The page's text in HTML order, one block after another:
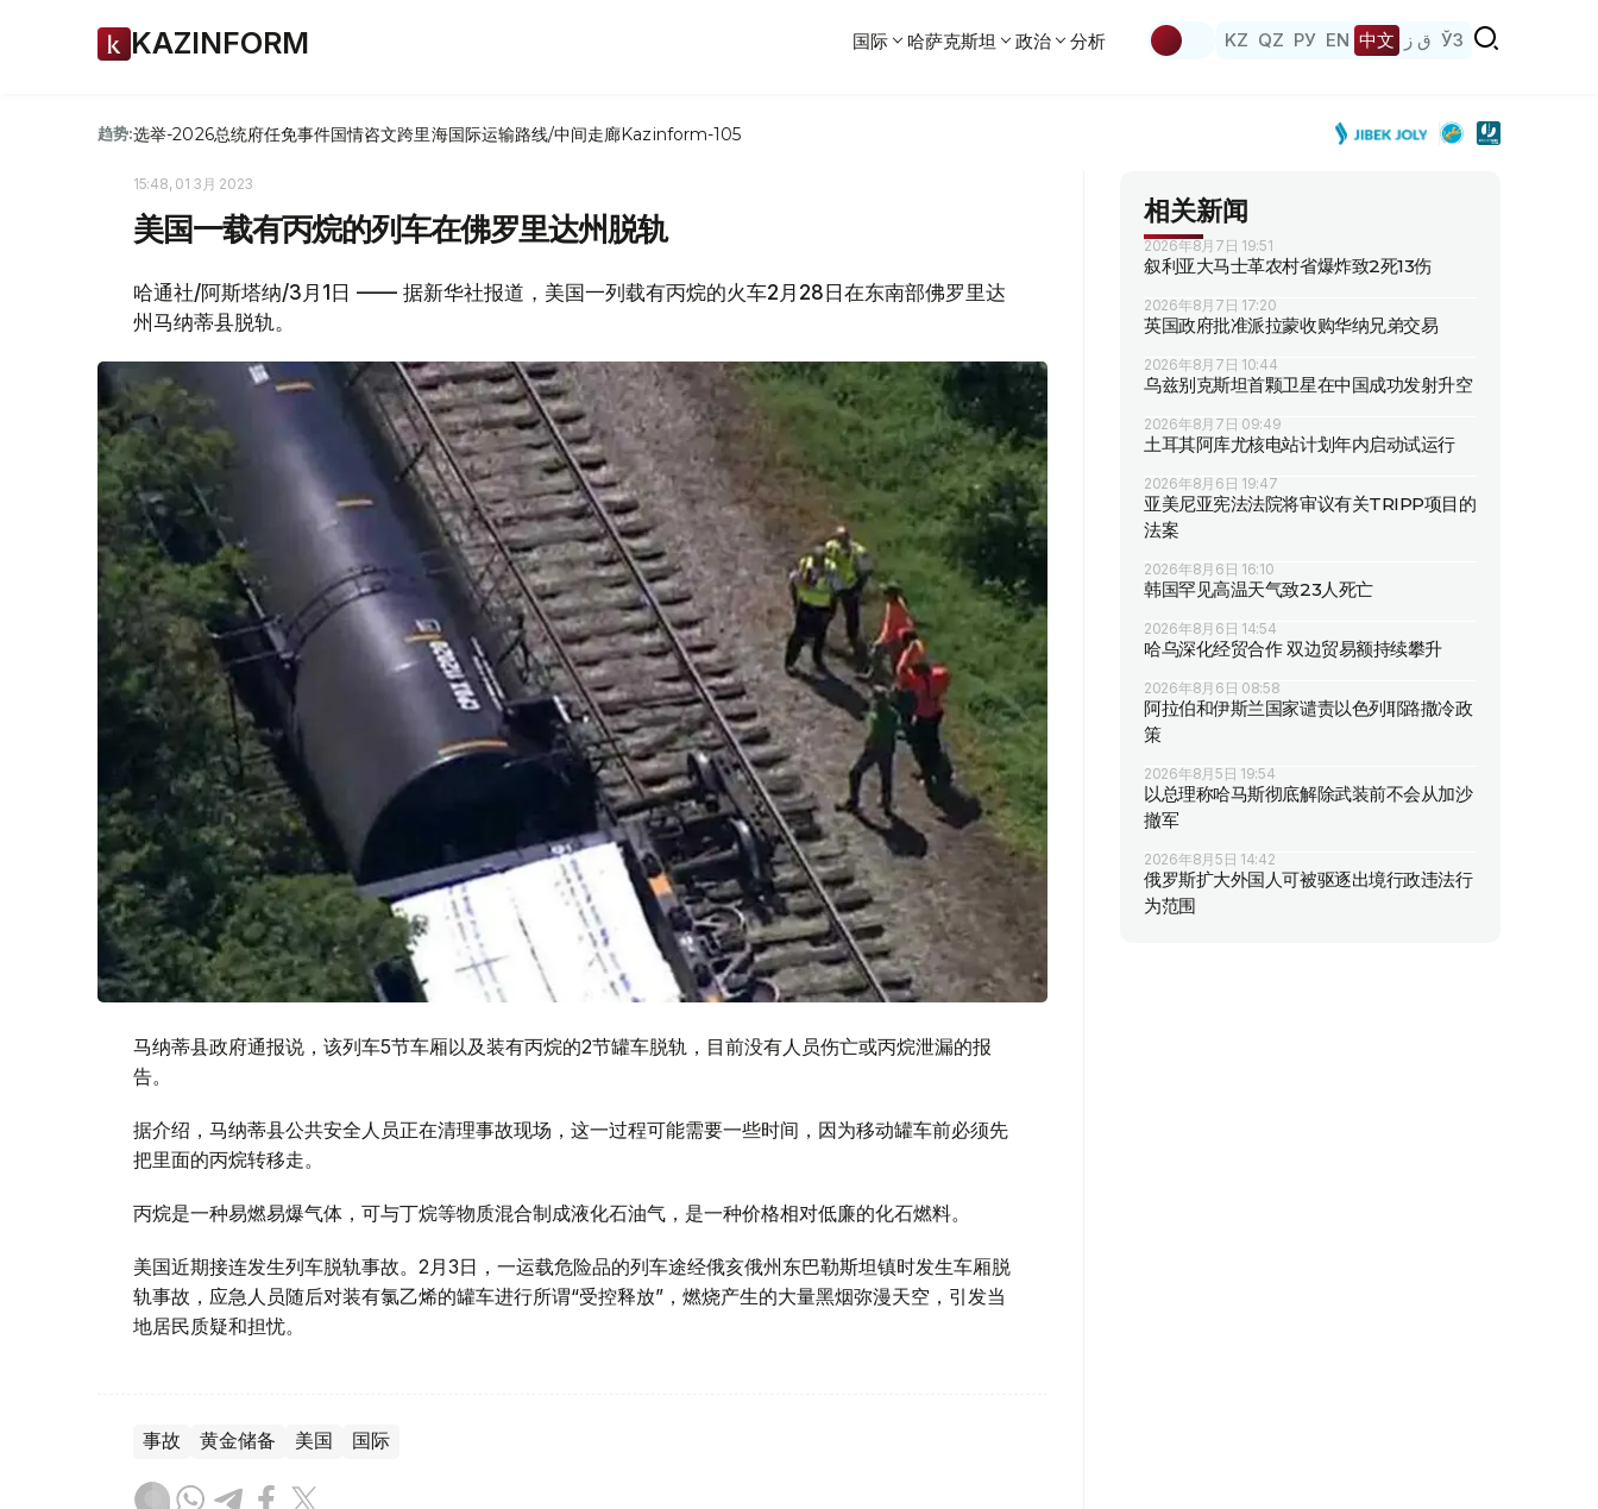
KAZINFORM 国际 哈萨克斯坦 政治 分析 KZ QZ РУ EN 中文 ق ز ЎЗ
趋势:选举-2026总统府任免事件国情咨文跨里海国际运输路线/中间走廊Kazinform-105
15:48, 01 3月 2023
美国一载有丙烷的列车在佛罗里达州脱轨
哈通社/阿斯塔纳/3月1日 —— 据新华社报道，美国一列载有丙烷的火车2月28日在东南部佛罗里达
州马纳蒂县脱轨。
马纳蒂县政府通报说，该列车5节车厢以及装有丙烷的2节罐车脱轨，目前没有人员伤亡或丙烷泄漏的报
告。
据介绍，马纳蒂县公共安全人员正在清理事故现场，这一过程可能需要一些时间，因为移动罐车前必须先
把里面的丙烷转移走。
丙烷是一种易燃易爆气体，可与丁烷等物质混合制成液化石油气，是一种价格相对低廉的化石燃料。
美国近期接连发生列车脱轨事故。2月3日，一运载危险品的列车途经俄亥俄州东巴勒斯坦镇时发生车厢脱
轨事故，应急人员随后对装有氯乙烯的罐车进行所谓“受控释放”，燃烧产生的大量黑烟弥漫天空，引发当
地居民质疑和担忧。
事故 黄金储备 美国 国际
相关新闻
2026年8月7日 19:51
叙利亚大马士革农村省爆炸致2死13伤
2026年8月7日 17:20
英国政府批准派拉蒙收购华纳兄弟交易
2026年8月7日 10:44
乌兹别克斯坦首颗卫星在中国成功发射升空
2026年8月7日 09:49
土耳其阿库尤核电站计划年内启动试运行
2026年8月6日 19:47
亚美尼亚宪法法院将审议有关TRIPP项目的
法案
2026年8月6日 16:10
韩国罕见高温天气致23人死亡
2026年8月6日 14:54
哈乌深化经贸合作 双边贸易额持续攀升
2026年8月6日 08:58
阿拉伯和伊斯兰国家谴责以色列耶路撒冷政
策
2026年8月5日 19:54
以总理称哈马斯彻底解除武装前不会从加沙
撤军
2026年8月5日 14:42
俄罗斯扩大外国人可被驱逐出境行政违法行
为范围